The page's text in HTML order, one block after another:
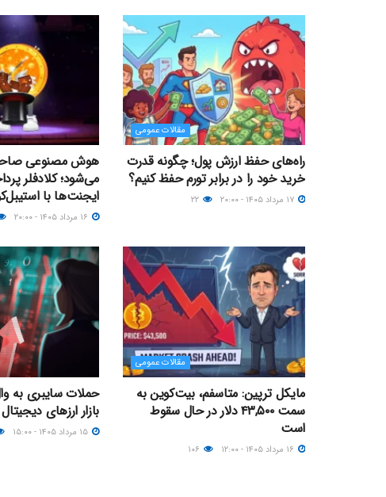
مقالات عمومی
راه‌های حفظ ارزش پول؛ چگونه قدرت
خرید خود را در برابر تورم حفظ کنیم؟
هوش مصنوعی
می‌شود؛ کلادفلر
ایجنت‌ها با
مقالات عمومی
مایکل ترپین: متاسفم، بیت‌کوین به
سمت ۴۳,۵۰۰ دلار در حال سقوط
است
حملات سایبری به
بازار ارزهای